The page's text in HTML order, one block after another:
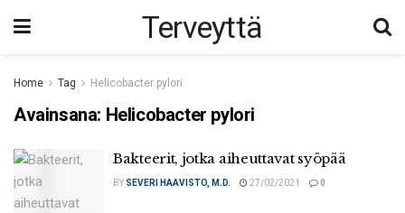
Terveyttä
Home Tag Helicobacter pylori
Avainsana: Helicobacter pylori
Bakteerit, jotka aiheuttavat syöpää
BY SEVERI HAAVISTO, M.D. 27/02/2021 0